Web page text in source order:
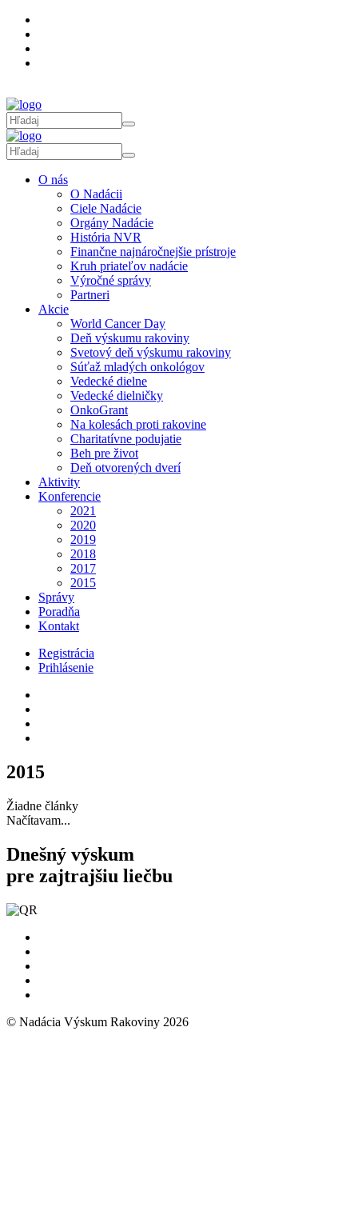
O nás
O Nadácii
Ciele Nadácie
Orgány Nadácie
História NVR
Finančne najnáročnejšie prístroje
Kruh priateľov nadácie
Výročné správy
Partneri
Akcie
World Cancer Day
Deň výskumu rakoviny
Svetový deň výskumu rakoviny
Súťaž mladých onkológov
Vedecké dielne
Vedecké dielničky
OnkoGrant
Na kolesách proti rakovine
Charitatívne podujatie
Beh pre život
Deň otvorených dverí
Aktivity
Konferencie
2021
2020
2019
2018
2017
2015
Správy
Poradňa
Kontakt
Registrácia
Prihlásenie
2015
Žiadne články
Načítavam...
Dnešný výskum
pre zajtrajšiu liečbu
© Nadácia Výskum Rakoviny 2026